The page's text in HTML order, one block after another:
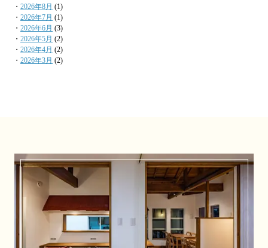
・ 2026年8月 (1)
・ 2026年7月 (1)
・ 2026年6月 (3)
・ 2026年5月 (2)
・ 2026年4月 (2)
・ 2026年3月 (2)